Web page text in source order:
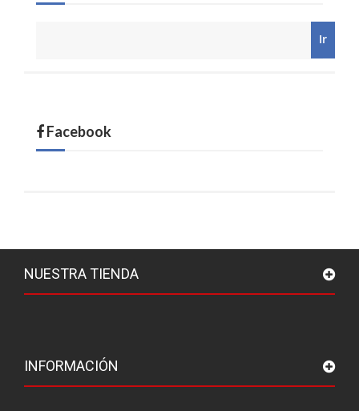
Ir
Facebook
NUESTRA TIENDA
INFORMACIÓN